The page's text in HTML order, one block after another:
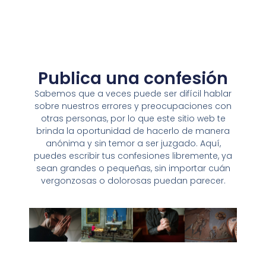
Publica una confesión
Sabemos que a veces puede ser difícil hablar
sobre nuestros errores y preocupaciones con
otras personas, por lo que este sitio web te
brinda la oportunidad de hacerlo de manera
anónima y sin temor a ser juzgado. Aquí,
puedes escribir tus confesiones libremente, ya
sean grandes o pequeñas, sin importar cuán
vergonzosas o dolorosas puedan parecer.